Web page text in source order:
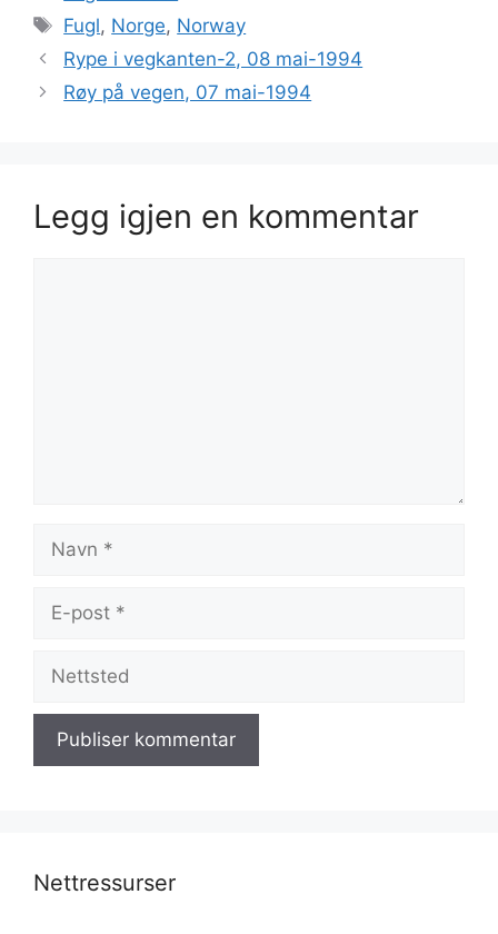
Stikkord
Fugl, Norge, Norway
Rype i vegkanten-2, 08 mai-1994
Røy på vegen, 07 mai-1994
Legg igjen en kommentar
Navn
Nettsted
Nettressurser